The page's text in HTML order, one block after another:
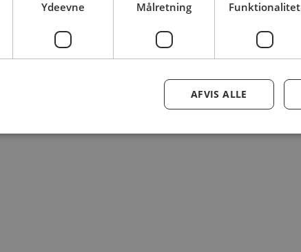
Ydeevne Målretning Funktionalitet
AFVIS ALLE